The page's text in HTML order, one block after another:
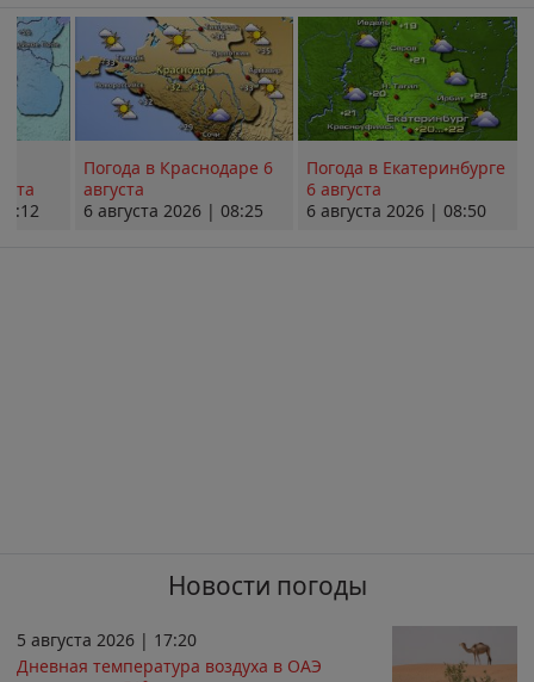
Погода в Краснодаре 6
августа
6 августа 2026 | 08:25
Погода в Екатеринбурге
6 августа
6 августа 2026 | 08:50
Новости погоды
5 августа 2026 | 17:20
Дневная температура воздуха в ОАЭ